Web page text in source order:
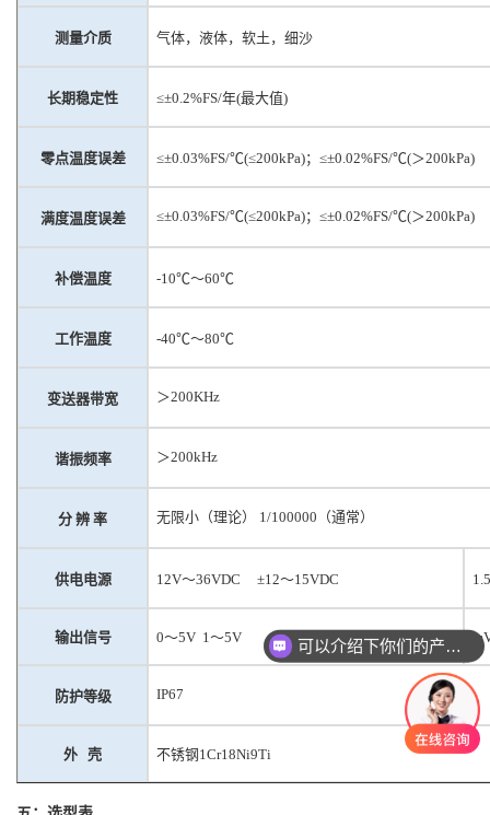
测量介质 气体，液体，软土，细沙
长期稳定性 ≤±0.2%FS/年(最大值)
零点温度误差 ≤±0.03%FS/℃(≤200kPa)；≤±0.02%FS/℃(＞200kPa)
满度温度误差 ≤±0.03%FS/℃(≤200kPa)；≤±0.02%FS/℃(＞200kPa)
补偿温度 -10℃～60℃
工作温度 -40℃～80℃
变送器带宽 ＞200KHz
谐振频率 ＞200kHz
分 辨 率 无限小（理论） 1/100000（通常）
供电电源 12V～36VDC ±12～15VDC
输出信号 0～5V 1～5V
防护等级 IP67
外 壳 不锈钢1Cr18Ni9Ti
可以介绍下你们的产品么？